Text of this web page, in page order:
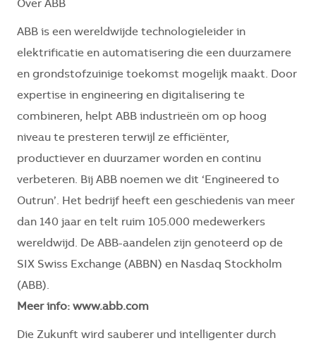
Over ABB
ABB is een wereldwijde technologieleider in
elektrificatie en automatisering die een duurzamere
en grondstofzuinige toekomst mogelijk maakt. Door
expertise in engineering en digitalisering te
combineren, helpt ABB industrieën om op hoog
niveau te presteren terwijl ze efficiënter,
productiever en duurzamer worden en continu
verbeteren. Bij ABB noemen we dit ‘Engineered to
Outrun’. Het bedrijf heeft een geschiedenis van meer
dan 140 jaar en telt ruim 105.000 medewerkers
wereldwijd. De ABB-aandelen zijn genoteerd op de
SIX Swiss Exchange (ABBN) en Nasdaq Stockholm
(ABB).
Meer info: www.abb.com
Die Zukunft wird sauberer und intelligenter durch